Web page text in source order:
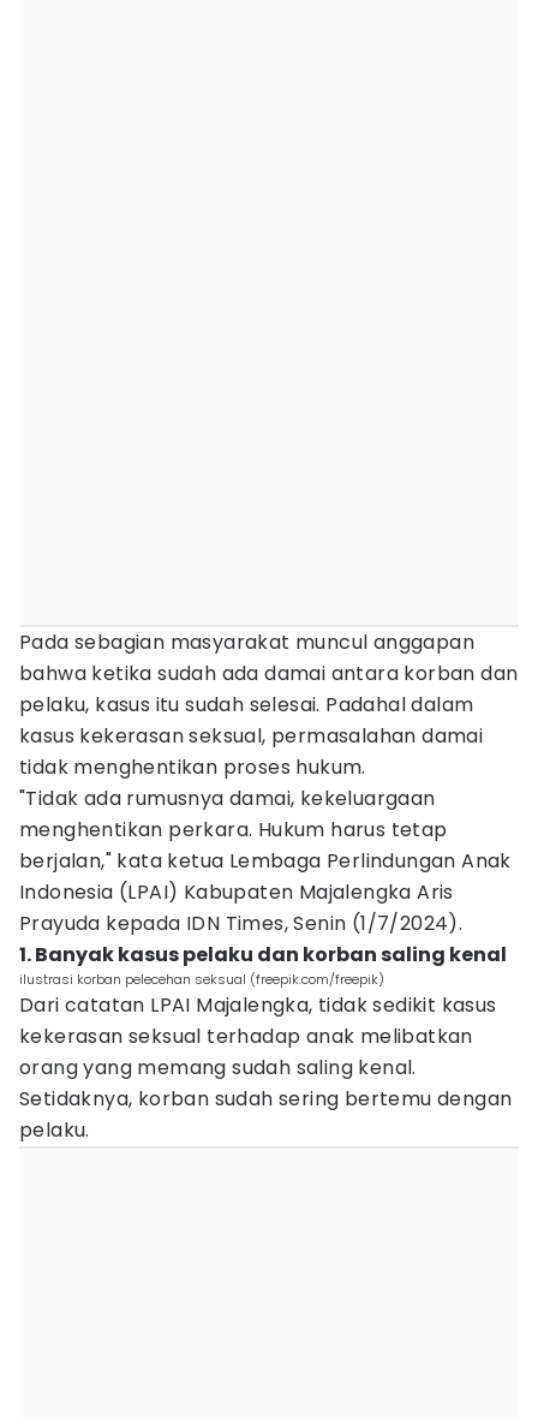
Pada sebagian masyarakat muncul anggapan
bahwa ketika sudah ada damai antara korban dan
pelaku, kasus itu sudah selesai. Padahal dalam
kasus kekerasan seksual, permasalahan damai
tidak menghentikan proses hukum.
"Tidak ada rumusnya damai, kekeluargaan
menghentikan perkara. Hukum harus tetap
berjalan," kata ketua Lembaga Perlindungan Anak
Indonesia (LPAI) Kabupaten Majalengka Aris
Prayuda kepada IDN Times, Senin (1/7/2024).
1. Banyak kasus pelaku dan korban saling kenal
ilustrasi korban pelecehan seksual (freepik.com/freepik)
Dari catatan LPAI Majalengka, tidak sedikit kasus
kekerasan seksual terhadap anak melibatkan
orang yang memang sudah saling kenal.
Setidaknya, korban sudah sering bertemu dengan
pelaku.